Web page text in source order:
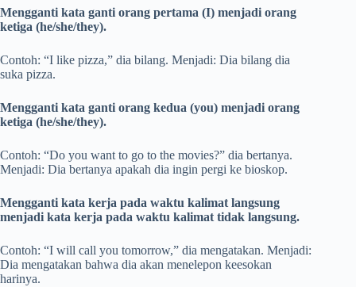
Mengganti kata ganti orang pertama (I) menjadi orang
ketiga (he/she/they).
Contoh: “I like pizza,” dia bilang. Menjadi: Dia bilang dia
suka pizza.
Mengganti kata ganti orang kedua (you) menjadi orang
ketiga (he/she/they).
Contoh: “Do you want to go to the movies?” dia bertanya.
Menjadi: Dia bertanya apakah dia ingin pergi ke bioskop.
Mengganti kata kerja pada waktu kalimat langsung
menjadi kata kerja pada waktu kalimat tidak langsung.
Contoh: “I will call you tomorrow,” dia mengatakan. Menjadi:
Dia mengatakan bahwa dia akan menelepon keesokan
harinya.